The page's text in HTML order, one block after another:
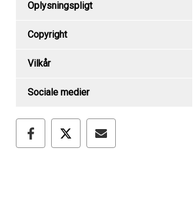
Oplysningspligt
Copyright
Vilkår
Sociale medier